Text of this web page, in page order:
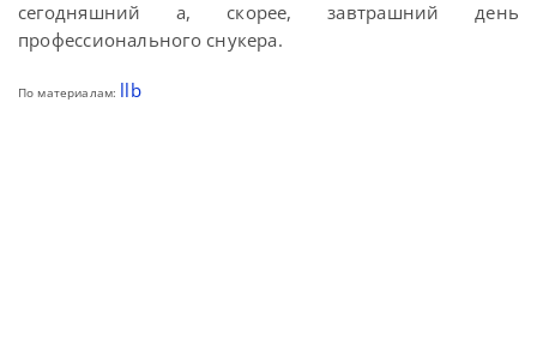
сегодняшний а, скорее, завтрашний день
профессионального снукера.
По материалам: llb